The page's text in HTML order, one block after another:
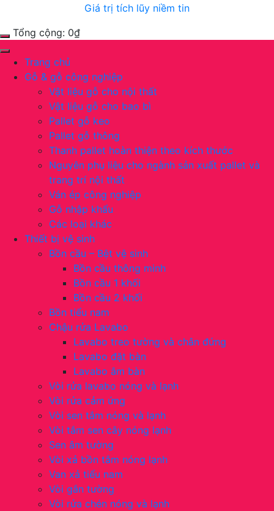
Giá trị tích lũy niềm tin
Tổng cộng: 0₫
Trang chủ
Gỗ & gỗ công nghiệp
Vật liệu gỗ cho nội thất
Vật liệu gỗ cho bao bì
Pallet gỗ keo
Pallet gỗ thông
Thanh pallet hoàn thiện theo kích thước
Nguyên phụ liệu cho ngành sản xuất pallet và
trang trí nội thất
Ván ép công nghiệp
Gỗ nhập khẩu
Các loại khác
Thiết bị vệ sinh
Bồn cầu – Bệt vệ sinh
Bồn cầu thông minh
Bồn cầu 1 khối
Bồn cầu 2 khối
Bồn tiểu nam
Chậu rửa Lavabo
Lavabo treo tường và chân đứng
Lavabo đặt bàn
Lavabo âm bàn
Vòi rửa lavabo nóng và lạnh
Vòi rửa cảm ứng
Vòi sen tắm nóng và lạnh
Vòi tắm sen cây nóng lạnh
Sen âm tường
Vòi xả bồn tắm nóng lạnh
Van xả tiểu nam
Vòi gắn tường
Vòi rửa chén nóng và lạnh